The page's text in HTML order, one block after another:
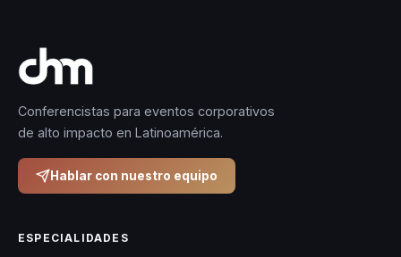
Conferencistas para eventos corporativos
de alto impacto en Latinoamérica.
Hablar con nuestro equipo
ESPECIALIDADES